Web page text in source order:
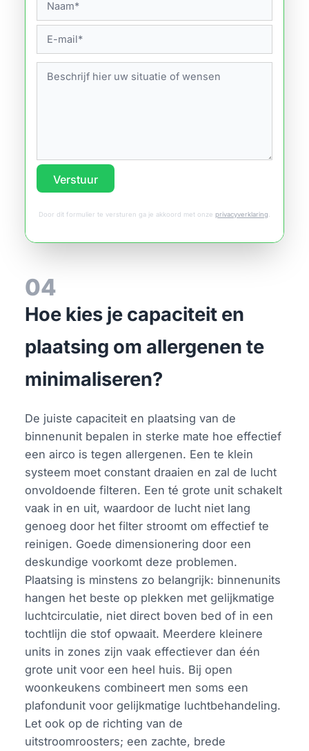
Verstuur
Door dit formulier te versturen ga je akkoord met onze privacyverklaring.
04
Hoe kies je capaciteit en
plaatsing om allergenen te
minimaliseren?
De juiste capaciteit en plaatsing van de
binnenunit bepalen in sterke mate hoe effectief
een airco is tegen allergenen. Een te klein
systeem moet constant draaien en zal de lucht
onvoldoende filteren. Een té grote unit schakelt
vaak in en uit, waardoor de lucht niet lang
genoeg door het filter stroomt om effectief te
reinigen. Goede dimensionering door een
deskundige voorkomt deze problemen.
Plaatsing is minstens zo belangrijk: binnenunits
hangen het beste op plekken met gelijkmatige
luchtcirculatie, niet direct boven bed of in een
tochtlijn die stof opwaait. Meerdere kleinere
units in zones zijn vaak effectiever dan één
grote unit voor een heel huis. Bij open
woonkeukens combineert men soms een
plafondunit voor gelijkmatige luchtbehandeling.
Let ook op de richting van de
uitstroomroosters; een zachte, brede